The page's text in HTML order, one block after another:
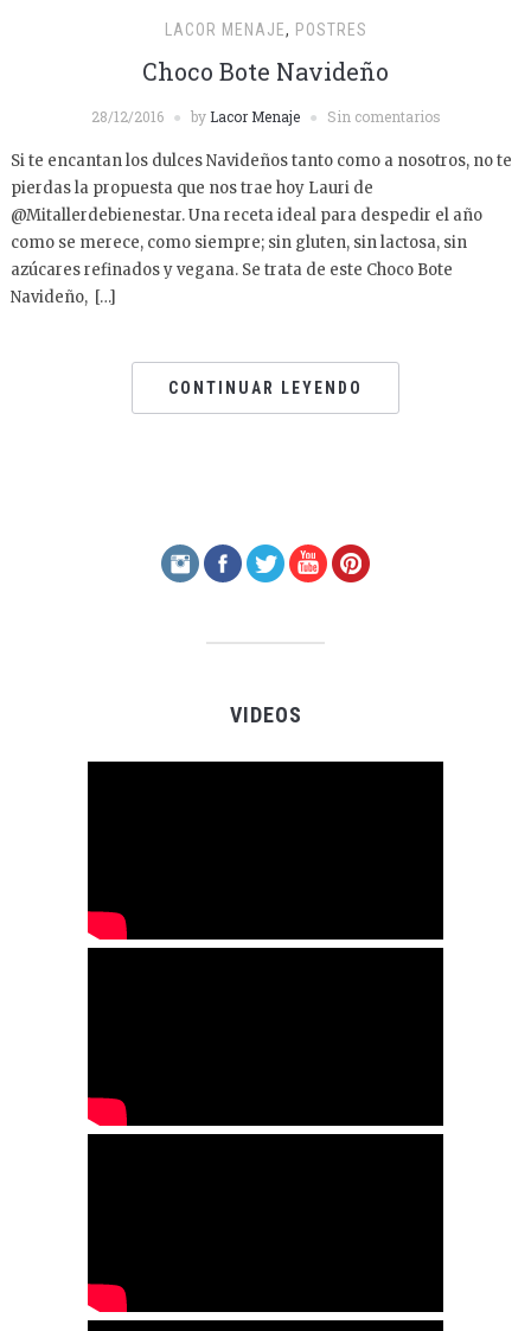
LACOR MENAJE, POSTRES
Choco Bote Navideño
28/12/2016 by Lacor Menaje Sin comentarios
Si te encantan los dulces Navideños tanto como a nosotros, no te
pierdas la propuesta que nos trae hoy Lauri de
@Mitallerdebienestar. Una receta ideal para despedir el año
como se merece, como siempre; sin gluten, sin lactosa, sin
azúcares refinados y vegana. Se trata de este Choco Bote
Navideño, […]
CONTINUAR LEYENDO
VIDEOS